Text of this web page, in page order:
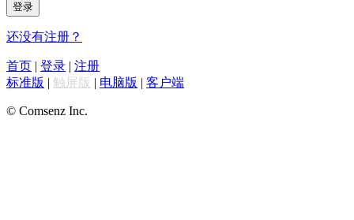
登录
还没有注册？
首页 | 登录 | 注册
标准版 | 触屏版 | 电脑版 | 客户端
© Comsenz Inc.